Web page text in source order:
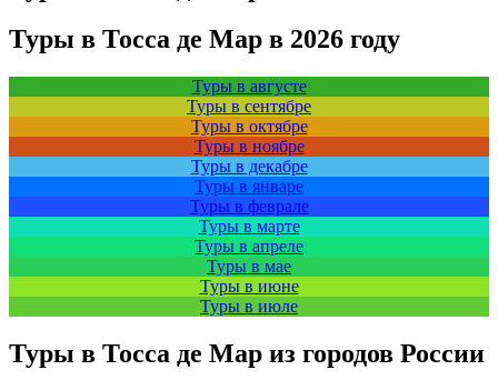
Туры в Тосса де Мар в 2026 году
Туры в августе
Туры в сентябре
Туры в октябре
Туры в ноябре
Туры в декабре
Туры в январе
Туры в феврале
Туры в марте
Туры в апреле
Туры в мае
Туры в июне
Туры в июле
Туры в Тосса де Мар из городов России